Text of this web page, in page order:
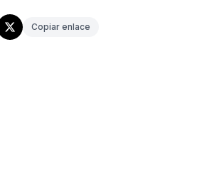
Copiar enlace